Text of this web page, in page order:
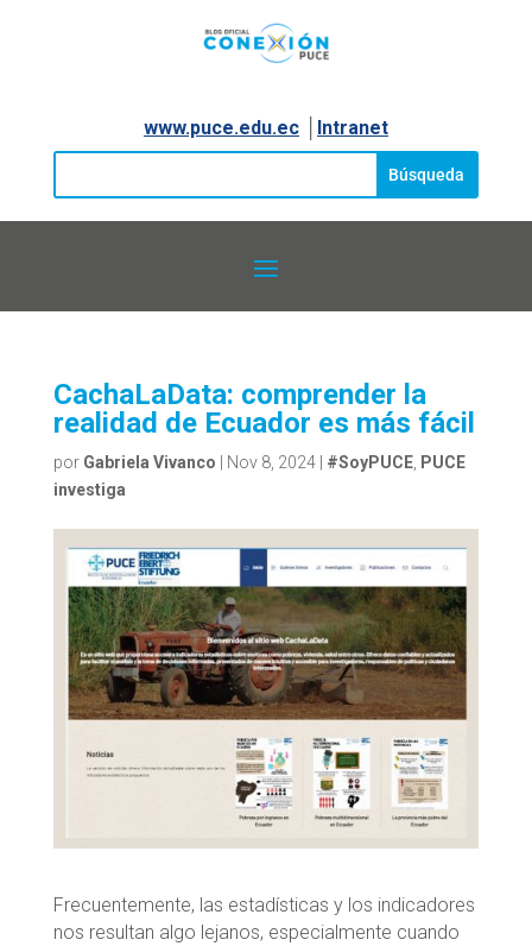
www.puce.edu.ec│ Intranet
CachaLaData: comprender la
realidad de Ecuador es más fácil
por Gabriela Vivanco Nov 8, 2024| #SoyPUCE, PUCE
investiga
Frecuentemente, las estadísticas y los indicadores
nos resultan algo lejanos, especialmente cuando